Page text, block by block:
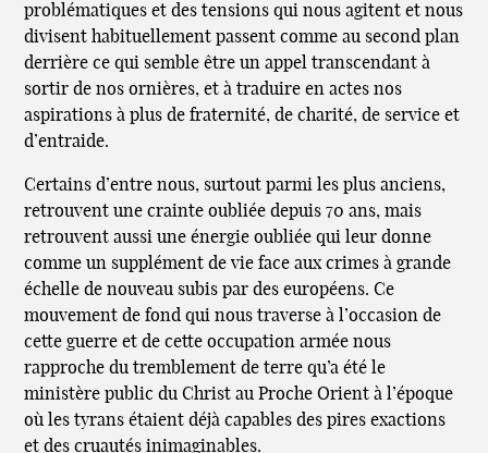
problématiques et des tensions qui nous agitent et nous
divisent habituellement passent comme au second plan
derrière ce qui semble être un appel transcendant à
sortir de nos ornières, et à traduire en actes nos
aspirations à plus de fraternité, de charité, de service et
d’entraide.
Certains d’entre nous, surtout parmi les plus anciens,
retrouvent une crainte oubliée depuis 70 ans, mais
retrouvent aussi une énergie oubliée qui leur donne
comme un supplément de vie face aux crimes à grande
échelle de nouveau subis par des européens. Ce
mouvement de fond qui nous traverse à l’occasion de
cette guerre et de cette occupation armée nous
rapproche du tremblement de terre qu’a été le
ministère public du Christ au Proche Orient à l’époque
où les tyrans étaient déjà capables des pires exactions
et des cruautés inimaginables.